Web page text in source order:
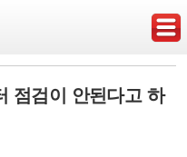
점검이 안된다고 하
북5